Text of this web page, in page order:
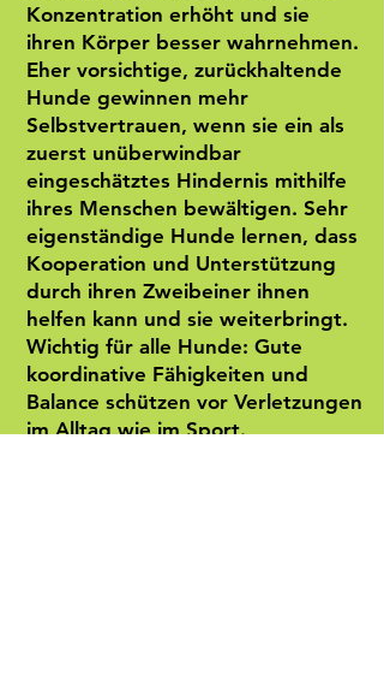
Konzentration erhöht und sie
ihren Körper besser wahrnehmen.
Eher vorsichtige, zurückhaltende
Hunde gewinnen mehr
Selbstvertrauen, wenn sie ein als
zuerst unüberwindbar
eingeschätztes Hindernis mithilfe
ihres Menschen bewältigen. Sehr
eigenständige Hunde lernen, dass
Kooperation und Unterstützung
durch ihren Zweibeiner ihnen
helfen kann und sie weiterbringt.
Wichtig für alle Hunde: Gute
koordinative Fähigkeiten und
Balance schützen vor Verletzungen
im Alltag wie im Sport.